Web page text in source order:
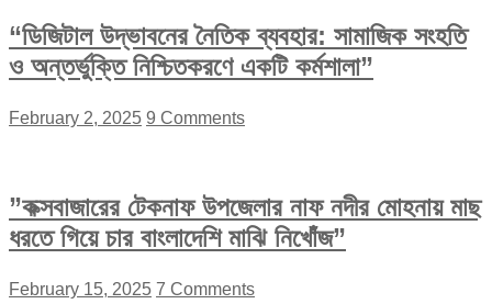
“ডিজিটাল উদ্ভাবনের নৈতিক ব্যবহার: সামাজিক সংহতি
ও অন্তর্ভুক্তি নিশ্চিতকরণে একটি কর্মশালা”
February 2, 2025 9 Comments
”কক্সবাজারের টেকনাফ উপজেলার নাফ নদীর মোহনায় মাছ
ধরতে গিয়ে চার বাংলাদেশি মাঝি নিখোঁজ”
February 15, 2025 7 Comments